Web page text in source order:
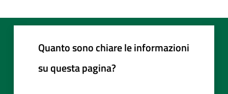
Quanto sono chiare le informazioni
su questa pagina?